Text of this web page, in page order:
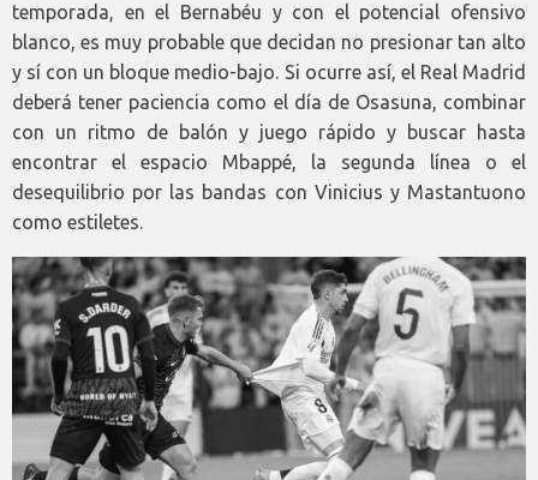
temporada, en el Bernabéu y con el potencial ofensivo
blanco, es muy probable que decidan no presionar tan alto
y sí con un bloque medio-bajo. Si ocurre así, el Real Madrid
deberá tener paciencia como el día de Osasuna, combinar
con un ritmo de balón y juego rápido y buscar hasta
encontrar el espacio Mbappé, la segunda línea o el
desequilibrio por las bandas con Vinicius y Mastantuono
como estiletes.